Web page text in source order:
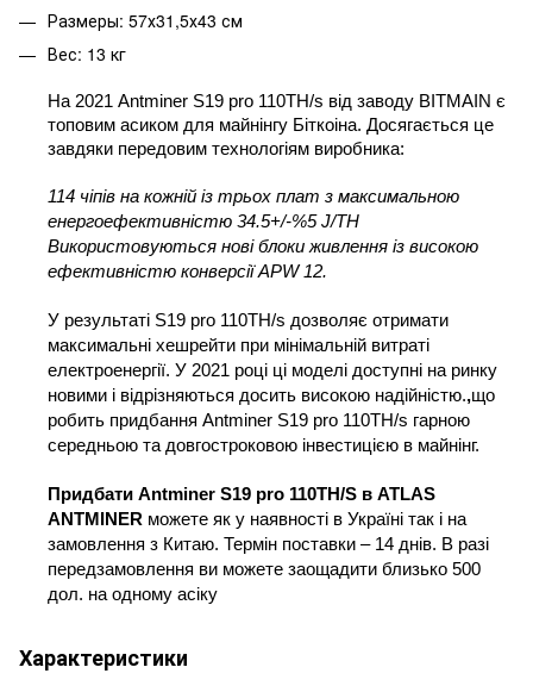
Размеры: 57х31,5х43 см
Вес: 13 кг
На 2021 Antminer S19 pro 110TH/s від заводу BITMAIN є
топовим асиком для майнінгу Біткоіна. Досягається це
завдяки передовим технологіям виробника:
114 чіпів на кожній із трьох плат з максимальною
енергоефективністю 34.5+/-%5 J/TH
Використовуються нові блоки живлення із високою
ефективністю конверсії APW 12.
У результаті S19 pro 110TH/s дозволяє отримати
максимальні хешрейти при мінімальній витраті
електроенергії. У 2021 році ці моделі доступні на ринку
новими і відрізняються досить високою надійністю.,що
робить придбання Antminer S19 pro 110TH/s гарною
середньою та довгостроковою інвестицією в майнінг.
Придбати Antminer S19 pro 110TH/S в ATLAS
ANTMINER можете як у наявності в Україні так і на
замовлення з Китаю. Термін поставки – 14 днів. В разі
передзамовлення ви можете заощадити близько 500
дол. на одному асіку
Характеристики